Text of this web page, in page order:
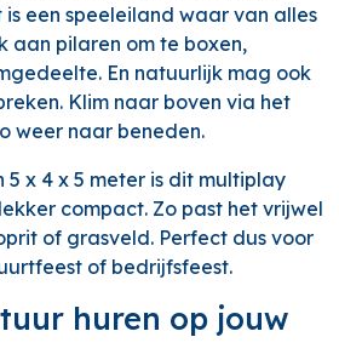
is een speeleiland waar van alles
aan pilaren om te boxen,
En natuurlijk mag ook
Klim naar boven via het
weer naar beneden.
x 4 x 5 meter is dit multiplay
compact. Zo past het vrijwel
of grasveld. Perfect dus voor
of bedrijfsfeest.
huren op jouw